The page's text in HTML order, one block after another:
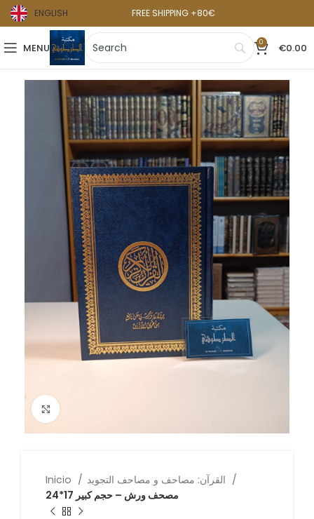
ENGLISH FREE SHIPPING +80€
MENU 0 €0.00
Inicio
24*17 مصحف ورش – حجم كبير